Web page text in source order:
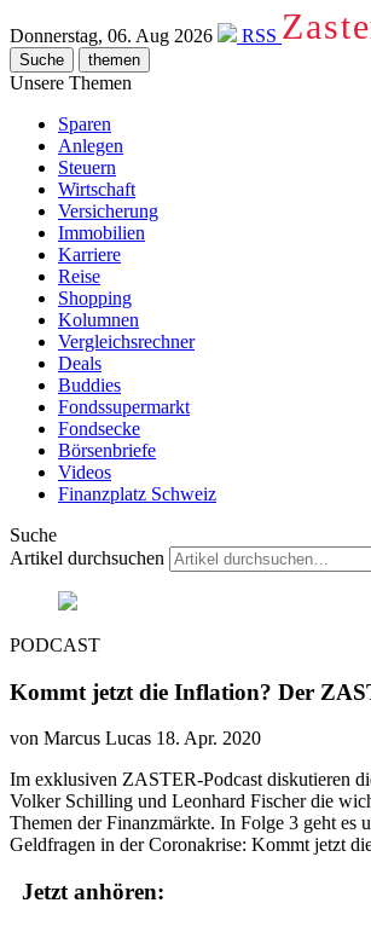
Donnerstag, 06. Aug 2026 RSS
Suche themen
Unsere Themen
Sparen
Anlegen
Steuern
Wirtschaft
Versicherung
Immobilien
Karriere
Reise
Shopping
Kolumnen
Vergleichsrechner
Deals
Buddies
Fondssupermarkt
Fondsecke
Börsenbriefe
Videos
Finanzplatz Schweiz
Suche
Artikel durchsuchen
PODCAST
Kommt jetzt die Inflation? Der
von Marcus Lucas 18. Apr. 2020
Im exklusiven ZASTER-Podcast diskutieren
Volker Schilling und Leonhard Fischer die
Themen der Finanzmärkte. In Folge 3 geht es
Geldfragen in der Coronakrise: Kommt jetzt
Jetzt anhören: